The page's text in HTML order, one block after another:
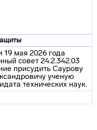
19 мая 2026 года
совет 24.2.342.03
присудить Саурову
ученую
технических наук.